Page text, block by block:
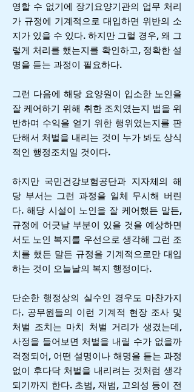
영할 수 없기에 장기요양기관의 업무 처리
가 규정에 기계적으로 대입하면 위반의 소
지가 있을 수 있다. 하지만 그럴 경우, 왜 그
렇게 처리를 했는지를 확인하고, 정확한 설
명을 듣는 과정이 필요하다.
그런 다음에 해당 요양원이 입소한 노인을
잘 케어하기 위해 취한 조치였는지 법을 위
반하며 수익을 얻기 위한 행위였는지를 판
단해서 처벌을 내리는 것이 누가 봐도 상식
적인 행정조치일 것이다.
하지만 국민건강보험공단과 지자체의 해
당 부서는 그런 과정을 일체 무시해 버린
다. 해당 시설이 노인을 잘 케어했든 말든,
규정에 어긋날 부분이 있을 것을 예상하면
서도 노인 복지를 우선으로 생각해 그런 조
치를 했든 말든 규정을 기계적으로만 대입
하는 것이 오늘날의 복지 행정이다.
단순한 행정상의 실수인 경우도 마찬가지
다. 공무원들의 이런 기계적 현장 조사 및
처벌 조치는 마치 처벌 거리가 생겼는데,
사정을 들어보면 처벌을 내릴 수가 없을까
걱정되어, 어떤 설명이나 해명을 듣는 과정
없이 후다닥 처벌을 내리려는 것처럼 생각
되기까지 한다. 초범, 재범, 고의성 등이 전